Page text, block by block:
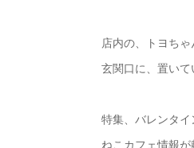
店内の、トヨち
玄関口に、置いて
特集、バレンタイ
ねこカフェ情報